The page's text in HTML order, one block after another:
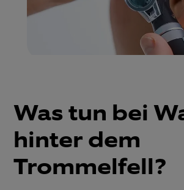
Was tun bei
hinter dem
Trommelfell?